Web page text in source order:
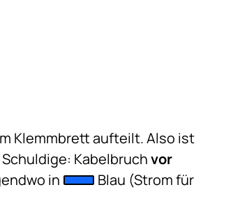
Klemmbrett aufteilt. Also ist
Schuldige: Kabelbruchvor
in
Blau (Strom für